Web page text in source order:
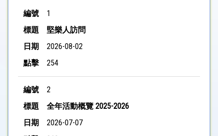
編
號
標
題
日
期
點
擊
1
堅樂人訪問
2026-08-02
254
2
全年活動概覽 2025-2026
2026-07-07